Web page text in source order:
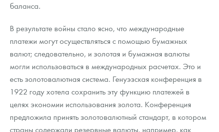
баланса.
В результате войны стало ясно, что международные
платежи могут осуществляться с помощью бумажных
валют; следовательно, и золотая и бумажная валюты
могли использоваться в международных расчетах. Это и
есть золотовалютная система. Генуэзская конференция в
1922 году хотела сохранить эту функцию платежей в
целях экономии использования золота. Конференция
предложила принять золотовалютный стандарт, в котором
страны содержали резервные валюты, например, как